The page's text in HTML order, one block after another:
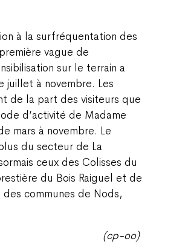
à la surfréquentation des
vague de
sur le terrain a
à novembre. Les
de la part des visiteurs que
d’activité de Madame
mars à novembre. Le
du secteur de La
ceux des Colisses du
du Bois Raiguel et de
communes de Nods,
(cp-oo)